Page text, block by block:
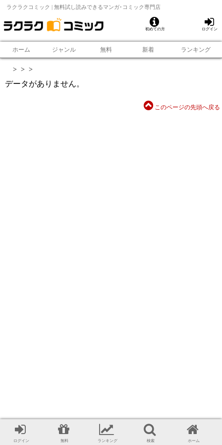
ラクラクコミック | 無料試し読みできるマンガ･コミック専門店
初めての方 ログイン
ホーム ジャンル 無料 新着 ランキング
> > >
データがありません。
このページの先頭へ戻る
ログイン 無料 ランキング 検索 ホーム